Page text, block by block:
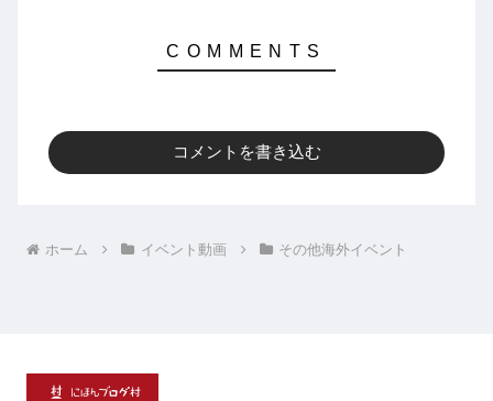
コメントを書き込む
ホーム イベント動画 その他海外イベント